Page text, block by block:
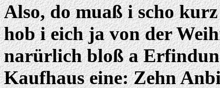
Also, do muaß i scho
hob i eich ja von der
narürlich bloß a
Kaufhaus eine: Zehn